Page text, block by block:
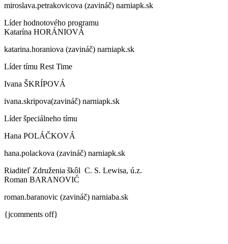
miroslava.petrakovicova (zavináč) narniapk.sk
Líder hodnotového programu
Katarína HORÁNIOVÁ
katarina.horaniova (zavináč) narniapk.sk
Líder tímu Rest Time
Ivana ŠKRÍPOVÁ
ivana.skripova(zavináč) narniapk.sk
Líder špeciálneho tímu
Hana POLÁČKOVÁ
hana.polackova (zavináč) narniapk.sk
Riaditeľ Združenia škôl C. S. Lewisa, ú.z.
Roman BARANOVIĆ
roman.baranovic (zavináč) narniaba.sk
{jcomments off}